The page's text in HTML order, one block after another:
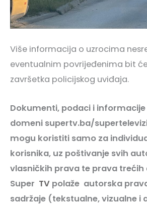
Više informacija o uzrocima
eventualnim povrijeđenima bit
završetka policijskog uviđaja.
Dokumenti, podaci i
domeni supertv.ba/
mogu koristiti samo za
korisnika, uz poštivanje svih
vlasničkih prava te prava trećih
Super TV polaže autorska
sadržaje (tekstualne, vizualne i